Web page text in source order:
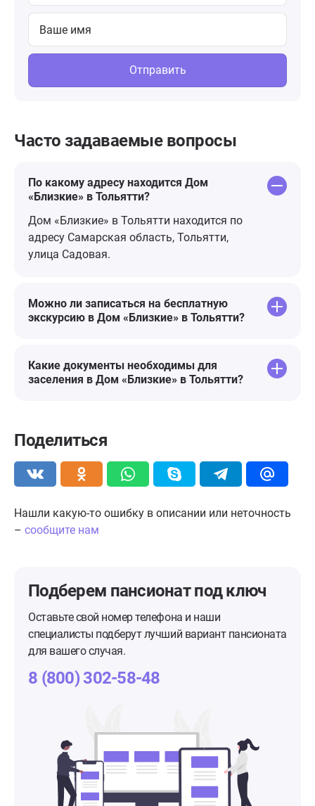
Отправить
Часто задаваемые вопросы
По какому адресу находится Дом
«Близкие» в Тольятти?
Дом «Близкие» в Тольятти находится по
адресу Самарская область, Тольятти,
улица Садовая.
Можно ли записаться на бесплатную
экскурсию в Дом «Близкие» в Тольятти?
Какие документы необходимы для
заселения в Дом «Близкие» в Тольятти?
Поделиться
Нашли какую-то ошибку в описании или неточность
– сообщите нам
Подберем пансионатпод ключ
Оставьте свой номер телефона и наши
специалисты подберут лучший вариант пансионата
для вашего случая.
8 (800) 302-58-48